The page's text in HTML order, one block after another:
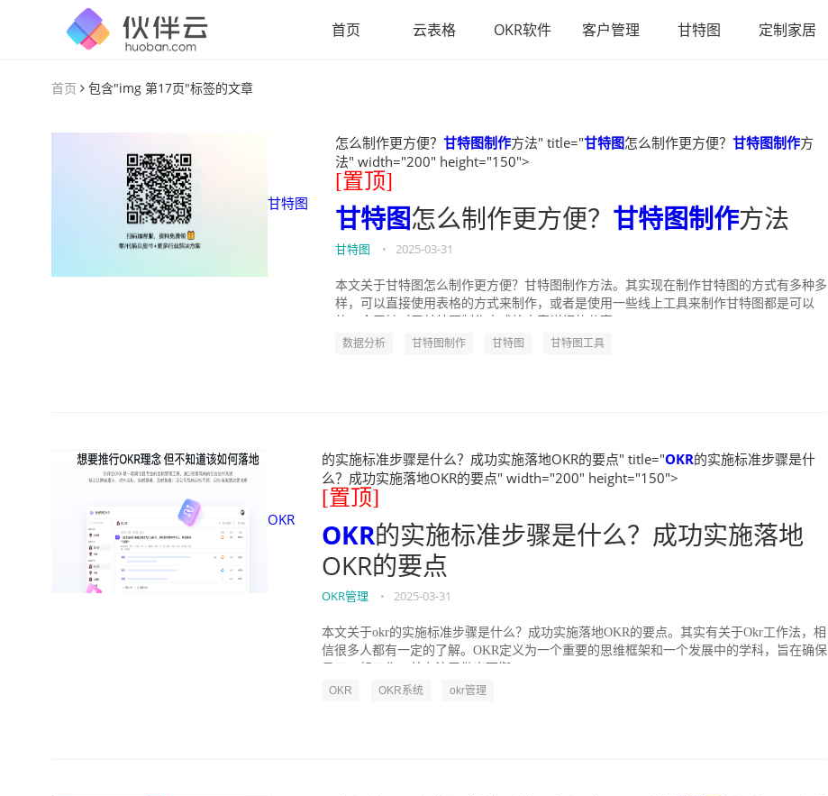
首页 云表格 OKR软件 客户管理 甘特图 定制家居
首页 包含"img 第17页"标签的文章
甘特图
怎么制作更方便？ 甘特图制作方法" title="甘特图怎么制作更方便？ 甘特图制作方
法" width="200" height="150">
[置顶]
甘特图怎么制作更方便？ 甘特图制作方法
甘特图 • 2025-03-31
本文关于甘特图怎么制作更方便？甘特图制作方法。其实现在制作甘特图的方式有多种多
样，可以直接使用表格的方式来制作，或者是使用一些线上工具来制作甘特图都是可以
数据分析 甘特图制作 甘特图 甘特图工具
OKR
的实施标准步骤是什么？成功实施落地OKR的要点" title="OKR的实施标准步骤是什
么？成功实施落地OKR的要点" width="200" height="150">
[置顶]
OKR的实施标准步骤是什么？成功实施落地
OKR的要点
OKR管理 • 2025-03-31
本文关于okr的实施标准步骤是什么？成功实施落地OKR的要点。其实有关于Okr工作法，相
信很多人都有一定的了解。OKR定义为一个重要的思维框架和一个发展中的学科，旨在确保
OKR OKR系统 okr管理